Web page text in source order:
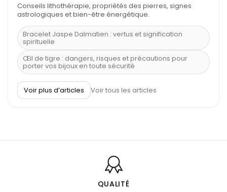
Conseils lithothérapie, propriétés des pierres, signes
astrologiques et bien-être énergétique.
Bracelet Jaspe Dalmatien : vertus et signification
spirituelle
Œil de tigre : dangers, risques et précautions pour
porter vos bijoux en toute sécurité
À quel poignet porter un bracelet de pierre
Découvrez le scorpion et ses pierres
Bienfaits de la sélénite – pierre des anges
L’améthyste est-elle faite pour moi ?
Voir plus d’articles Voir tous les articles
QUALITÉ